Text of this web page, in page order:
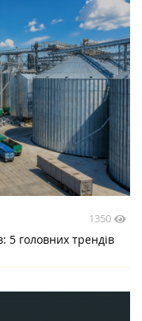
1350
5 головних трендів